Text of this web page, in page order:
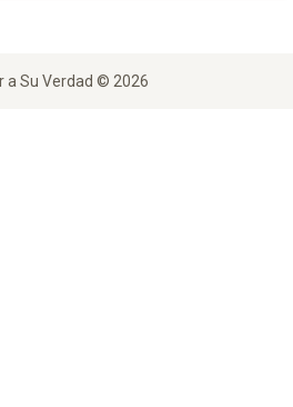
a Su Verdad © 2026